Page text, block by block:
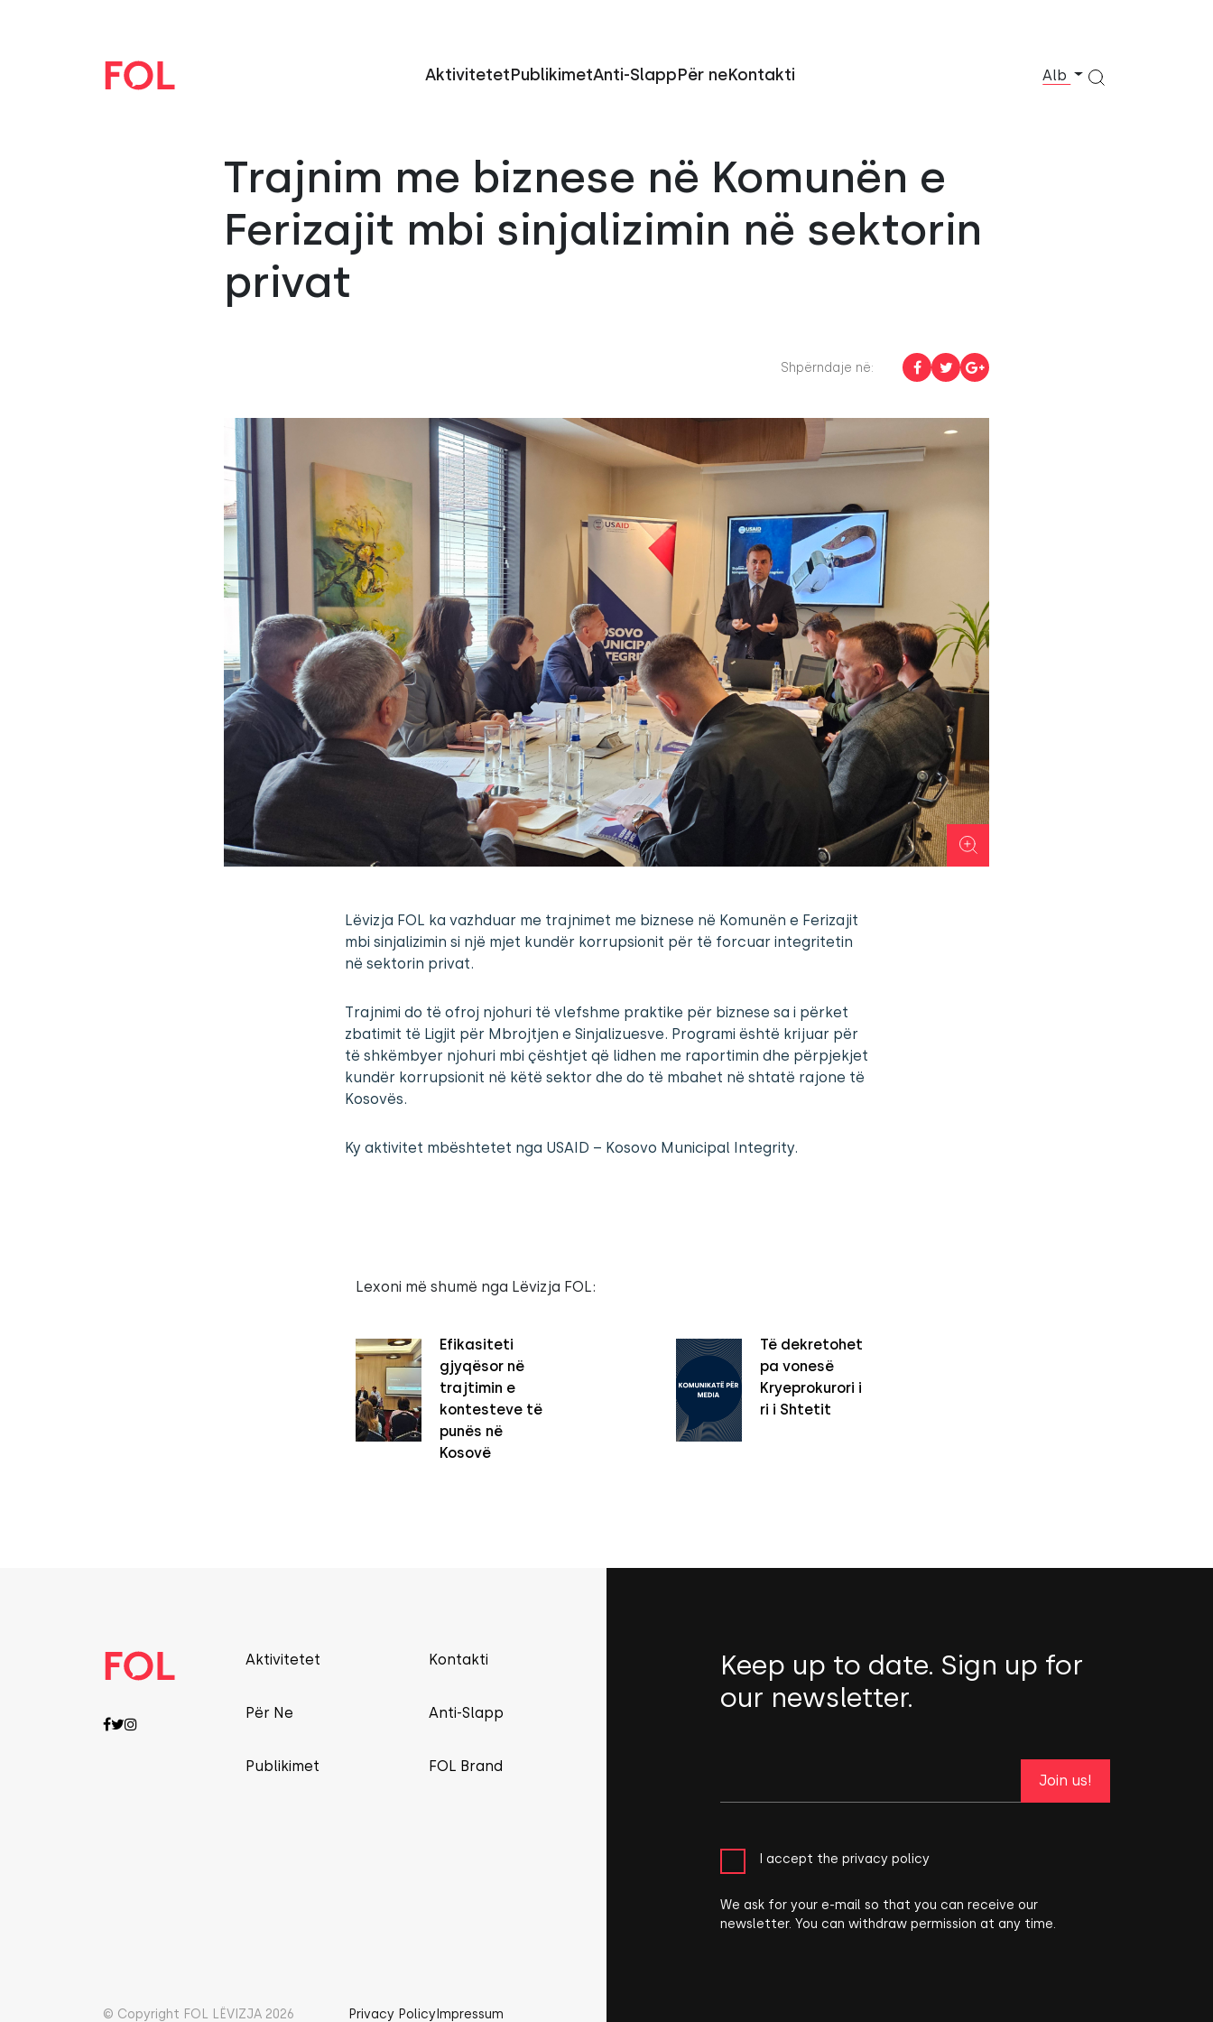
AktivitetetPublikimetAnti-SlappPër neKontakti Alb
Trajnim me biznese në Komunën e
Ferizajit mbi sinjalizimin në sektorin
privat
Shpërndaje në:
Lëvizja FOL ka vazhduar me trajnimet me biznese në Komunën e Ferizajit
mbi sinjalizimin si një mjet kundër korrupsionit për të forcuar integritetin
në sektorin privat.
Trajnimi do të ofroj njohuri të vlefshme praktike për biznese sa i përket
zbatimit të Ligjit për Mbrojtjen e Sinjalizuesve. Programi është krijuar për
të shkëmbyer njohuri mbi çështjet që lidhen me raportimin dhe përpjekjet
kundër korrupsionit në këtë sektor dhe do të mbahet në shtatë rajone të
Kosovës.
Ky aktivitet mbështetet nga USAID – Kosovo Municipal Integrity.
Lexoni më shumë nga Lëvizja FOL:
Efikasiteti
gjyqësor në
trajtimin e
kontesteve të
punës në
Kosovë
Të dekretohet
pa vonesë
Kryeprokurori i
ri i Shtetit
Aktivitetet
Për Ne
Publikimet
Kontakti
Anti-Slapp
FOL Brand
© Copyright FOL LËVIZJA 2026 Privacy Policy Impressum
Keep up to date. Sign up for
our newsletter.
Join us!
I accept the privacy policy
We ask for your e-mail so that you can receive our
newsletter. You can withdraw permission at any time.